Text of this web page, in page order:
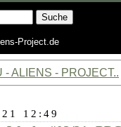
Project.de
- ALIENS - PROJECT..
12:49